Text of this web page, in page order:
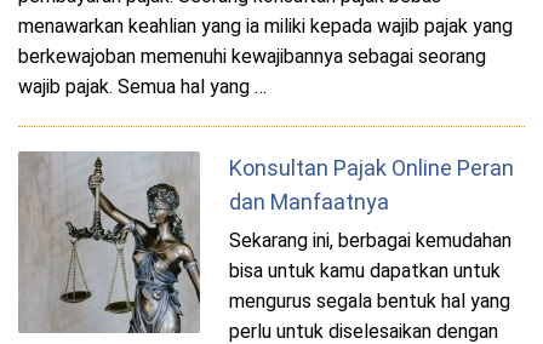
menawarkan keahlian yang ia miliki kepada wajib pajak yang
berkewajoban memenuhi kewajibannya sebagai seorang
wajib pajak. Semua hal yang …
Konsultan Pajak Online Peran
dan Manfaatnya
Sekarang ini, berbagai kemudahan
bisa untuk kamu dapatkan untuk
mengurus segala bentuk hal yang
perlu untuk diselesaikan dengan